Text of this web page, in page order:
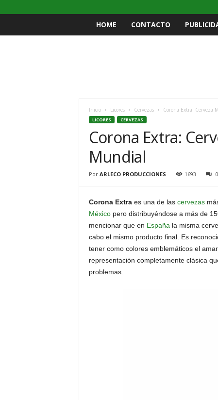
HOME CONTACTO
Inicio Licores Cervezas Corona Extra: Cerveza
LICORES CERVEZAS
Corona Extra:
Mundial
Por ARLECO PRODUCCIONES 1693 0
Corona Extraes una de las cervezas
Méxicopero distribuyéndose a más de
mencionar que en España la misma
cabo el mismo producto final. Es
tener como colores emblemáticos el
representación completamente clásica
problemas.